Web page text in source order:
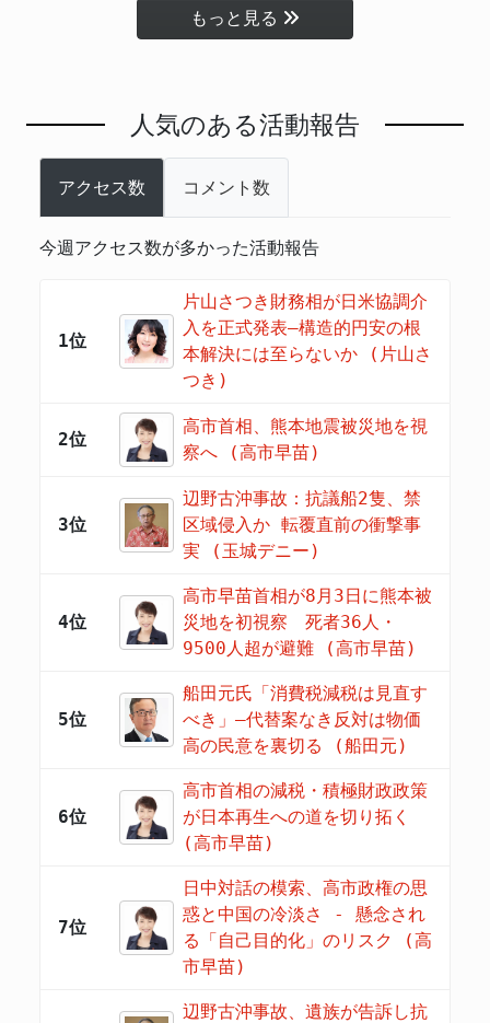
もっと見る
人気のある活動報告
アクセス数 コメント数
今週アクセス数が多かった活動報告
1位
片山さつき財務相が日米協調介
入を正式発表―構造的円安の根
本解決には至らないか (片山さ
つき)
2位
高市首相、熊本地震被災地を視
察へ (高市早苗)
3位
辺野古沖事故：抗議船2隻、禁
区域侵入か 転覆直前の衝撃事
実 (玉城デニー)
4位
高市早苗首相が8月3日に熊本被
災地を初視察 死者36人・
9500人超が避難 (高市早苗)
5位
船田元氏「消費税減税は見直す
べき」―代替案なき反対は物価
高の民意を裏切る (船田元)
6位
高市首相の減税・積極財政政策
が日本再生への道を切り拓く
(高市早苗)
7位
日中対話の模索、高市政権の思
惑と中国の冷淡さ - 懸念され
る「自己目的化」のリスク (高
市早苗)
辺野古沖事故、遺族が告訴し抗